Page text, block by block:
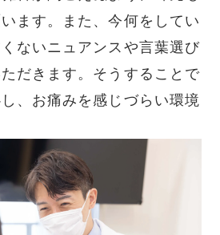
ます。また、今何をしてい
ないニュアンスや言葉選び
だきます。そうすることで
、お痛みを感じづらい環境